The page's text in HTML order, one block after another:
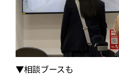
▼相談ブースも